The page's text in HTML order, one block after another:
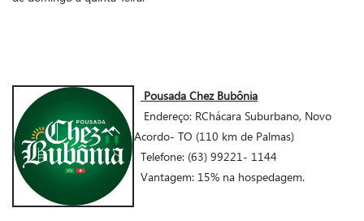
Pousada Chez Bubônia
Endereço: RChácara Suburbano, Novo
Acordo- TO (110 km de Palmas)
Telefone: (63) 99221- 1144
Vantagem: 15% na hospedagem.